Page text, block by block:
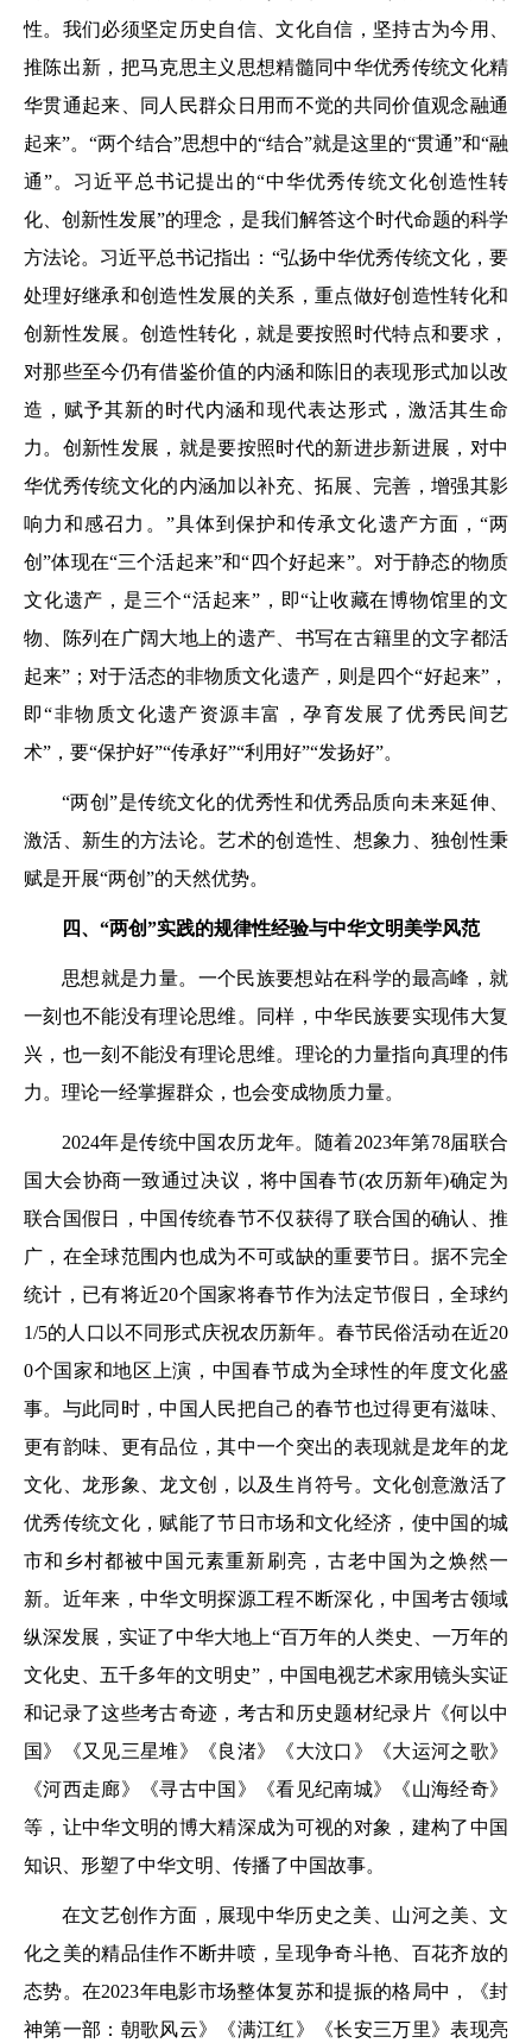
性。我们必须坚定历史自信、文化自信，坚持古为今用、
推陈出新，把马克思主义思想精髓同中华优秀传统文化精
华贯通起来、同人民群众日用而不觉的共同价值观念融通
起来”。“两个结合”思想中的“结合”就是这里的“贯通”和“融
通”。习近平总书记提出的“中华优秀传统文化创造性转
化、创新性发展”的理念，是我们解答这个时代命题的科学
方法论。习近平总书记指出：“弘扬中华优秀传统文化，要
处理好继承和创造性发展的关系，重点做好创造性转化和
创新性发展。创造性转化，就是要按照时代特点和要求，
对那些至今仍有借鉴价值的内涵和陈旧的表现形式加以改
造，赋予其新的时代内涵和现代表达形式，激活其生命
力。创新性发展，就是要按照时代的新进步新进展，对中
华优秀传统文化的内涵加以补充、拓展、完善，增强其影
响力和感召力。”具体到保护和传承文化遗产方面，“两
创”体现在“三个活起来”和“四个好起来”。对于静态的物质
文化遗产，是三个“活起来”，即“让收藏在博物馆里的文
物、陈列在广阔大地上的遗产、书写在古籍里的文字都活
起来”；对于活态的非物质文化遗产，则是四个“好起来”，
即“非物质文化遗产资源丰富，孕育发展了优秀民间艺
术”，要“保护好”“传承好”“利用好”“发扬好”。
“两创”是传统文化的优秀性和优秀品质向未来延伸、
激活、新生的方法论。艺术的创造性、想象力、独创性秉
赋是开展“两创”的天然优势。
四、“两创”实践的规律性经验与中华文明美学风范
思想就是力量。一个民族要想站在科学的最高峰，就
一刻也不能没有理论思维。同样，中华民族要实现伟大复
兴，也一刻不能没有理论思维。理论的力量指向真理的伟
力。理论一经掌握群众，也会变成物质力量。
2024年是传统中国农历龙年。随着2023年第78届联合
国大会协商一致通过决议，将中国春节(农历新年)确定为
联合国假日，中国传统春节不仅获得了联合国的确认、推
广，在全球范围内也成为不可或缺的重要节日。据不完全
统计，已有将近20个国家将春节作为法定节假日，全球约
1/5的人口以不同形式庆祝农历新年。春节民俗活动在近20
0个国家和地区上演，中国春节成为全球性的年度文化盛
事。与此同时，中国人民把自己的春节也过得更有滋味、
更有韵味、更有品位，其中一个突出的表现就是龙年的龙
文化、龙形象、龙文创，以及生肖符号。文化创意激活了
优秀传统文化，赋能了节日市场和文化经济，使中国的城
市和乡村都被中国元素重新刷亮，古老中国为之焕然一
新。近年来，中华文明探源工程不断深化，中国考古领域
纵深发展，实证了中华大地上“百万年的人类史、一万年的
文化史、五千多年的文明史”，中国电视艺术家用镜头实证
和记录了这些考古奇迹，考古和历史题材纪录片《何以中
国》《又见三星堆》《良渚》《大汶口》《大运河之歌》
《河西走廊》《寻古中国》《看见纪南城》《山海经奇》
等，让中华文明的博大精深成为可视的对象，建构了中国
知识、形塑了中华文明、传播了中国故事。
在文艺创作方面，展现中华历史之美、山河之美、文
化之美的精品佳作不断井喷，呈现争奇斗艳、百花齐放的
态势。在2023年电影市场整体复苏和提振的格局中，《封
神第一部：朝歌风云》《满江红》《长安三万里》表现亮